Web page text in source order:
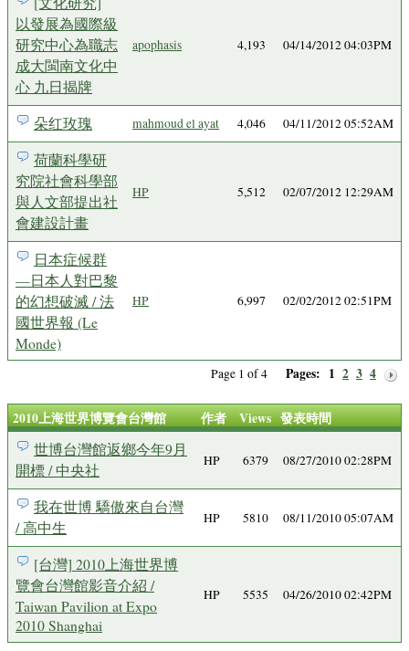
以發展為國際級
研究中心為職志
成大閩南文化中
心 九日揭牌
apophasis 4,193 04/14/2012 04:03PM
朵红玫瑰 mahmoud el ayat 4,046 04/11/2012 05:52AM
荷蘭科學研
究院社會科學部
與人文部提出社
會建設計畫
HP 5,512 02/07/2012 12:29AM
日本症候群
—日本人對巴黎
的幻想破滅 / 法
國世界報 (Le
Monde)
HP 6,997 02/02/2012 02:51PM
Page 1 of 4 Pages: 1 2 3 4
2010上海世界博覽會台灣館 作者 Views 發表時間
世博台灣館返鄉今年9月
開標 / 中央社
HP 6379 08/27/2010 02:28PM
我在世博 驕傲來自台灣
/ 高中生
HP 5810 08/11/2010 05:07AM
[台灣] 2010上海世界博
覽會台灣館影音介紹 /
Taiwan Pavilion at Expo
2010 Shanghai
HP 5535 04/26/2010 02:42PM